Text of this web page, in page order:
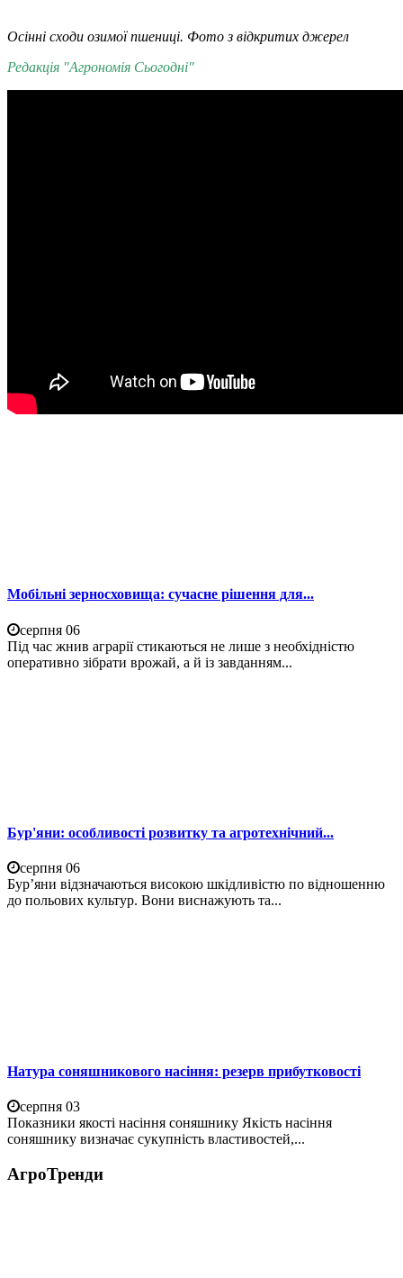
Осінні сходи озимої пшениці. Фото з відкритих джерел
Редакція "Агрономія Сьогодні"
Мобільні зерносховища: сучасне рішення для...
серпня 06
Під час жнив аграрії стикаються не лише з необхідністю
оперативно зібрати врожай, а й із завданням...
Бур'яни: особливості розвитку та агротехнічний...
серпня 06
Бур’яни відзначаються високою шкідливістю по відношенню
до польових культур. Вони виснажують та...
Натура соняшникового насіння: резерв прибутковості
серпня 03
Показники якості насіння соняшнику Якість насіння
соняшнику визначає сукупність властивостей,...
АгроТренди